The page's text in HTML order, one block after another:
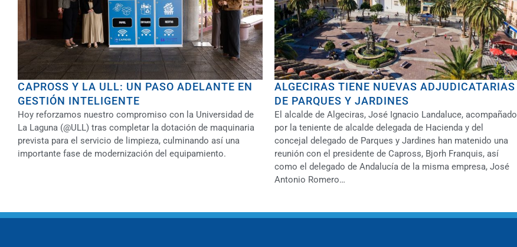
CAPROSS Y LA ULL: UN PASO ADELANTE EN
GESTIÓN INTELIGENTE
Hoy reforzamos nuestro compromiso con la Universidad de
La Laguna (@ULL) tras completar la dotación de maquinaria
prevista para el servicio de limpieza, culminando así una
importante fase de modernización del equipamiento.
ALGECIRAS TIENE NUEVAS ADJUDICATARIAS
DE PARQUES Y JARDINES
El alcalde de Algeciras, José Ignacio Landaluce, acompañado
por la teniente de alcalde delegada de Hacienda y del
concejal delegado de Parques y Jardines han matenido una
reunión con el presidente de Capross, Bjorh Franquis, así
como el delegado de Andalucía de la misma empresa, José
Antonio Romero…